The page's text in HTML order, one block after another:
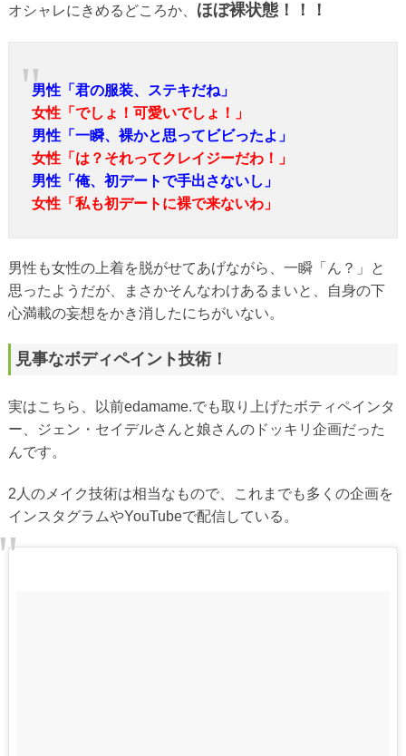
オシャレにきめるどころか、 ほぼ裸状態！！！
男性「君の服装、ステキだね」
女性「でしょ！可愛いでしょ！」
男性「一瞬、裸かと思ってビビったよ」
女性「は？それってクレイジーだわ！」
男性「俺、初デートで手出さないし」
女性「私も初デートに裸で来ないわ」
男性も女性の上着を脱がせてあげながら、一瞬「ん？」と
思ったようだが、まさかそんなわけあるまいと、自身の下
心満載の妄想をかき消したにちがいない。
見事なボディペイント技術！
実はこちら、以前edamame.でも取り上げたボティペインタ
ー、ジェン・セイデルさんと娘さんのドッキリ企画だった
んです。
2人のメイク技術は相当なもので、これまでも多くの企画を
インスタグラムやYouTubeで配信している。